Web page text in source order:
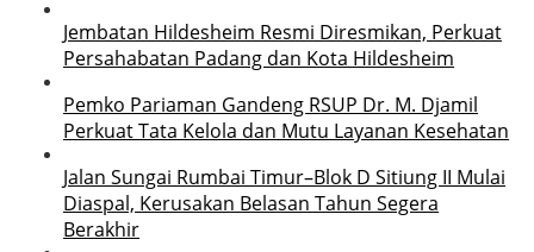
Jembatan Hildesheim Resmi Diresmikan, Perkuat
Persahabatan Padang dan Kota Hildesheim
Pemko Pariaman Gandeng RSUP Dr. M. Djamil
Perkuat Tata Kelola dan Mutu Layanan Kesehatan
Jalan Sungai Rumbai Timur–Blok D Sitiung II Mulai
Diaspal, Kerusakan Belasan Tahun Segera
Berakhir